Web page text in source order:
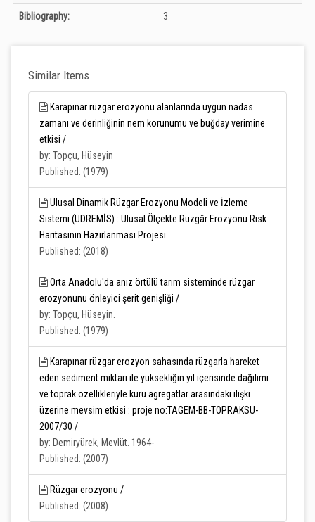
Bibliography: 3
Similar Items
Karapınar rüzgar erozyonu alanlarında uygun nadas
zamanı ve derinliğinin nem korunumu ve buğday verimine
etkisi /
by: Topçu, Hüseyin
Published: (1979)
Ulusal Dinamik Rüzgar Erozyonu Modeli ve İzleme
Sistemi (UDREMİS) : Ulusal Ölçekte Rüzgâr Erozyonu Risk
Haritasının Hazırlanması Projesi.
Published: (2018)
Orta Anadolu'da anız örtülü tarım sisteminde rüzgar
erozyonunu önleyici şerit genişliği /
by: Topçu, Hüseyin.
Published: (1979)
Karapınar rüzgar erozyon sahasında rüzgarla hareket
eden sediment miktarı ile yüksekliğin yıl içerisinde dağılımı
ve toprak özellikleriyle kuru agregatlar arasındaki ilişki
üzerine mevsim etkisi : proje no:TAGEM-BB-TOPRAKSU-
2007/30 /
by: Demiryürek, Mevlüt. 1964-
Published: (2007)
Rüzgar erozyonu /
Published: (2008)